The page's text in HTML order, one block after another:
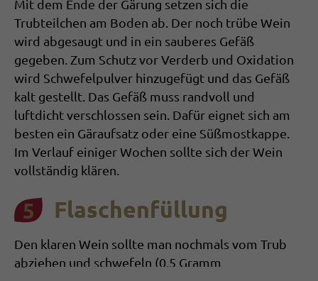
Mit dem Ende der Gärung setzen sich die
Trubteilchen am Boden ab. Der noch trübe Wein
wird abgesaugt und in ein sauberes Gefäß
gegeben. Zum Schutz vor Verderb und Oxidation
wird Schwe­felpulver hinzugefügt und das Gefäß
kalt ge­stellt. Das Gefäß muss randvoll und
luftdicht verschlossen sein. Dafür eig­­net sich am
bes­­ten ein Gäraufsatz oder eine Süßmostkappe.
Im Verlauf einiger Wochen sollte sich der Wein
voll­ständig klären.
Flaschenfüllung
Den klaren Wein sollte man nochmals vom Trub
abziehen und schwefeln (0,5 Gramm